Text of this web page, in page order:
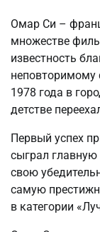
Омар Си –
множестве
известность
неповторимому
1978 года в
детстве
Первый успех
сыграл
свою
самую
в категории